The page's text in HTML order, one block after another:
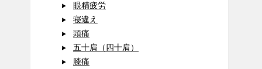
眼精疲労
寝違え
頭痛
五十肩（四十肩）
膝痛